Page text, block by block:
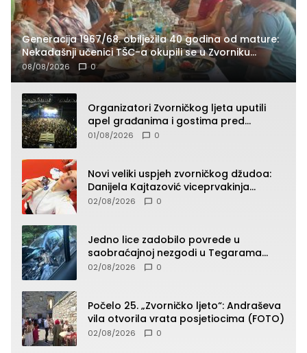
Generacija 1967/68. obilježila 40 godina od mature:
Nekadašnji učenici TŠC-a okupili se u Zvorniku
(FOTO)
08/08/2026 0
Organizatori Zvorničkog ljeta uputili
apel građanima i gostima pred
početak koncertnog programa
01/08/2026 0
Novi veliki uspjeh zvorničkog džudoa:
Danijela Kajtazović viceprvakinja
Balkana u seniorskoj konkurenciji
02/08/2026 0
Jedno lice zadobilo povrede u
saobraćajnoj nezgodi u Tegarama
(FOTO)
02/08/2026 0
Počelo 25. „Zvorničko ljeto“: Andraševa
vila otvorila vrata posjetiocima (FOTO)
02/08/2026 0